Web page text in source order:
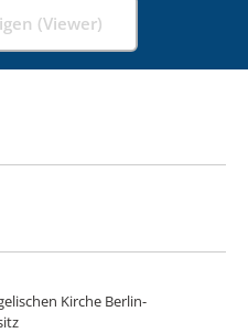
(Viewer)
Kirche Berlin-